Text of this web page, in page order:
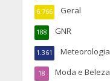
Geral
6.766
GNR
188
Meteorologia
1.361
Moda e Beleza
18